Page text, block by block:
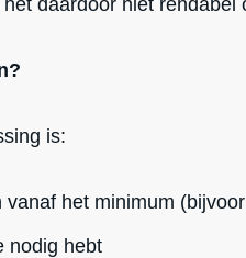
daardoor niet
is:
het minimum
nodig hebt